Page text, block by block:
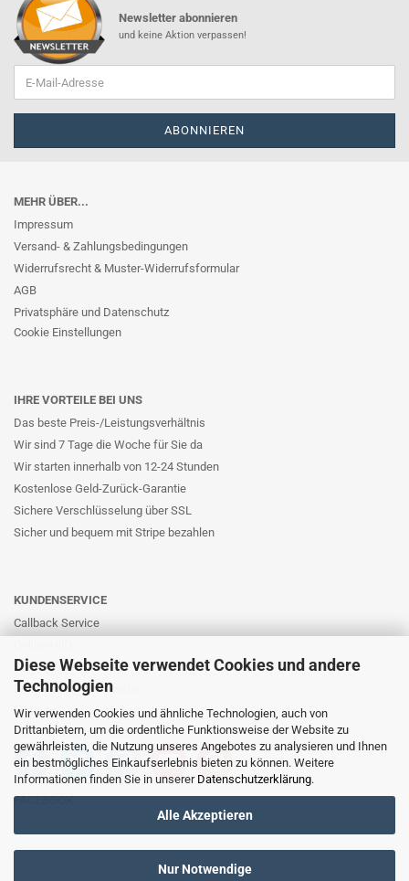
Diese Webseite verwendet Cookies und andere
Technologien
Wir verwenden Cookies und ähnliche Technologien, auch von
Drittanbietern, um die ordentliche Funktionsweise der Website zu
gewährleisten, die Nutzung unseres Angebotes zu analysieren und Ihnen
ein bestmögliches Einkaufserlebnis bieten zu können. Weitere
Informationen finden Sie in unserer Datenschutzerklärung.
Alle Akzeptieren
Nur Notwendige
Newsletter abonnieren
und keine Aktion verpassen!
MEHR ÜBER...
Impressum
Versand- & Zahlungsbedingungen
Widerrufsrecht & Muster-Widerrufsformular
AGB
Privatsphäre und Datenschutz
Cookie Einstellungen
IHRE VORTEILE BEI UNS
Das beste Preis-/Leistungsverhältnis
Wir sind 7 Tage die Woche für Sie da
Wir starten innerhalb von 12-24 Stunden
Kostenlose Geld-Zurück-Garantie
Sichere Verschlüsselung über SSL
Sicher und bequem mit Stripe bezahlen
KUNDENSERVICE
Callback Service
Kontaktformular
E-Mail: info@likernow.de
Skype Live Support
Ihre Meinung und Ideen
FACEBOOK